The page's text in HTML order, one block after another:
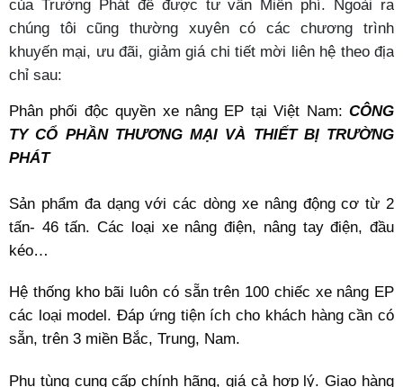
của Trường Phátđể được tư vấn Miễn phí. Ngoài ra
chúng tôi cũng thường xuyên có các chương trình
khuyến mại, ưu đãi, giảm giá chi tiết mời liên hệ theo địa
chỉ sau:
Phân phối độc quyền xe nâng EP tại Việt Nam: CÔNG
TYCỔ PHẦN THƯƠNG MẠI VÀ THIẾT BỊ TRƯỜNG
PHÁT
Sản phẩm đa dạng với các dòng xe nâng động cơ từ 2
tấn- 46 tấn. Các loại xe nâng điện, nâng tay điện, đầu
kéo…
Hệ thống kho bãi luôn có sẵn trên 100 chiếc xe nâng EP
các loại model. Đáp ứng tiện ích cho khách hàng cần có
sẵn, trên 3 miền Bắc, Trung, Nam.
Phụ tùng cung cấp chính hãng, giá cả hợp lý. Giao hàng